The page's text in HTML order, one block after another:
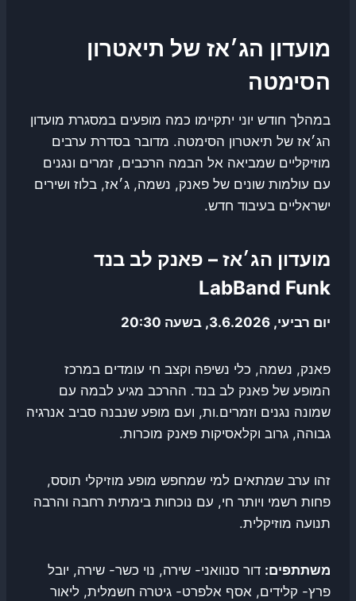
מועדון הג׳אז של תיאטרון
הסימטה
במהלך חודש יוני יתקיימו כמה מופעים במסגרת מועדון
הג׳אז של תיאטרון הסימטה. מדובר בסדרת ערבים
מוזיקליים שמביאה אל הבמה הרכבים, זמרים ונגנים
עם עולמות שונים של פאנק, נשמה, ג׳אז, בלוז ושירים
ישראליים בעיבוד חדש.
מועדון הג׳אז – פאנק לב בנד
LabBand Funk
יום רביעי, 3.6.2026, בשעה 20:30
פאנק, נשמה, כלי נשיפה וקצב חי עומדים במרכז
המופע של פאנק לב בנד. ההרכב מגיע לבמה עם
שמונה נגנים וזמרים.ות, ועם מופע שנבנה סביב אנרגיה
גבוהה, גרוב וקלאסיקות פאנק מוכרות.
זהו ערב שמתאים למי שמחפש מופע מוזיקלי תוסס,
פחות רשמי ויותר חי, עם נוכחות בימתית רחבה והרבה
תנועה מוזיקלית.
משתתפים: דור סנוואני- שירה, נוי כשר- שירה, יובל
פרץ- קלידים, אסף אלפרט- גיטרה חשמלית, ליאור